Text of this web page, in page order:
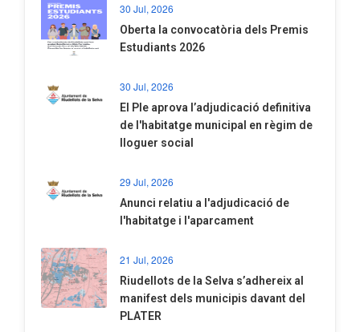
30 Jul, 2026
Oberta la convocatòria dels Premis
Estudiants 2026
30 Jul, 2026
El Ple aprova l’adjudicació definitiva
de l'habitatge municipal en règim de
lloguer social
29 Jul, 2026
Anunci relatiu a l'adjudicació de
l'habitatge i l'aparcament
21 Jul, 2026
Riudellots de la Selva s’adhereix al
manifest dels municipis davant del
PLATER